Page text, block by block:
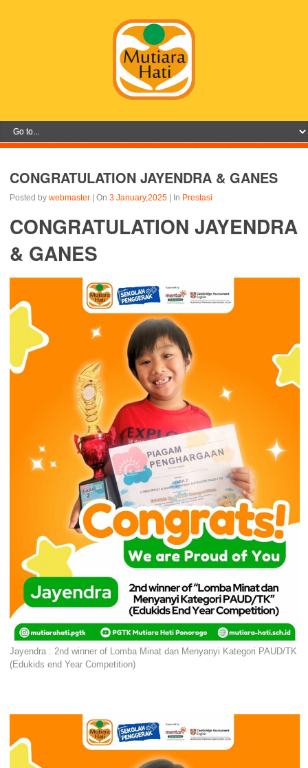
CONGRATULATION JAYENDRA & GANES
Posted bywebmaster | On3 January,2025 | In Prestasi
CONGRATULATION JAYENDRA
& GANES
Jayendra : 2nd winner of Lomba Minat dan Menyanyi Kategori PAUD/TK
(Edukids end Year Competition)